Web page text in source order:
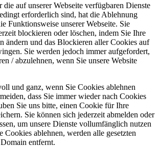
die auf unserer Webseite verfügbaren Dienste
erforderlich sind, hat die Ablehnung
Funktionsweise unserer Webseite. Sie
blockieren oder löschen, indem Sie Ihre
ändern und das Blockieren aller Cookies auf
Sie werden jedoch immer aufgefordert,
/ abzulehnen, wenn Sie unsere Website
und ganz, wenn Sie Cookies ablehnen
dass Sie immer wieder nach Cookies
Sie uns bitte, einen Cookie für Ihre
Sie können sich jederzeit abmelden oder
um unsere Dienste vollumfänglich nutzen
Cookies ablehnen, werden alle gesetzten
entfernt.